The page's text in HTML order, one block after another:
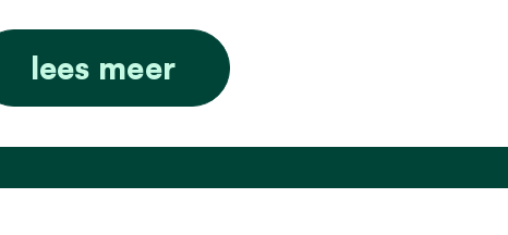
lees meer